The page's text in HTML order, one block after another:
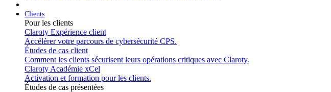
Clients
Pour les clients
Claroty Expérience client
Accélérer votre parcours de cybersécurité CPS.
Études de cas client
Comment les clients sécurisent leurs opérations critiques avec Claroty.
Claroty Académie xCel
Activation et formation pour les clients.
Études de cas présentées